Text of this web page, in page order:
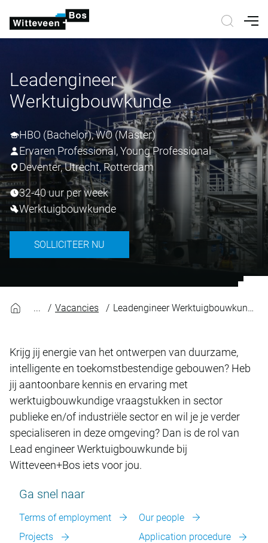
Leadengineer
Werktuigbouwkunde
HBO (Bachelor), WO (Master)
Ervaren Professional, Young Professional
Deventer, Utrecht, Rotterdam
32-40 uur per week
Werktuigbouwkunde
SOLLICITEER NU
Vacancies Leadengineer Werktuigbouwkunde
Krijg jij energie van het ontwerpen van duurzame,
intelligente en toekomstbestendige gebouwen? Heb
jij aantoonbare kennis en ervaring met
werktuigbouwkundige vraagstukken in sector
publieke en/of industriële sector en wil je je verder
specialiseren in deze omgeving? Dan is de rol van
Lead engineer Werktuigbouwkunde bij
Witteveen+Bos iets voor jou.
Ga snel naar
Terms of employment
Our people
Projects
Application procedure